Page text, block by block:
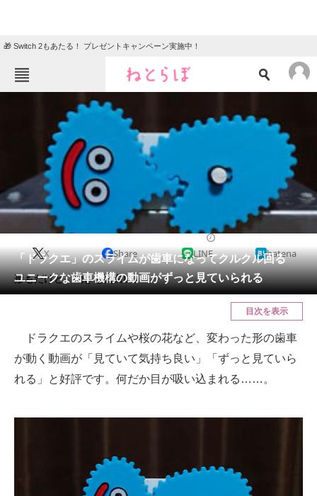
🎁 Switch 2もあたる！ プレゼントキャンペーン実施中！
地域
住まい 教育・育児
リサーチ
会員記事
メディア
スマホと通信の最新トレンド
ビジネスと働き方のヒント
「ドラクエ」のスライムが歯車になってクルクル回る
ユニークな歯車機構の動画がずっと見ていられる
X Share LINE hatena
形もだけど、動きも面白い。
目次を表示
ドラクエのスライムや桜の花など、変わった形の歯車
が動く動画が「見ていて気持ち良い」「ずっと見ていら
れる」と好評です。何だか目が吸い込まれる……。